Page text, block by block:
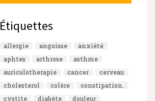
Étiquettes
allergie angoisse
anxiété
aphtes
arthrose
asthme
auriculotherapie
cancer
cerveau
cholesterol
colère
constipation.
cystite
diabète
douleur